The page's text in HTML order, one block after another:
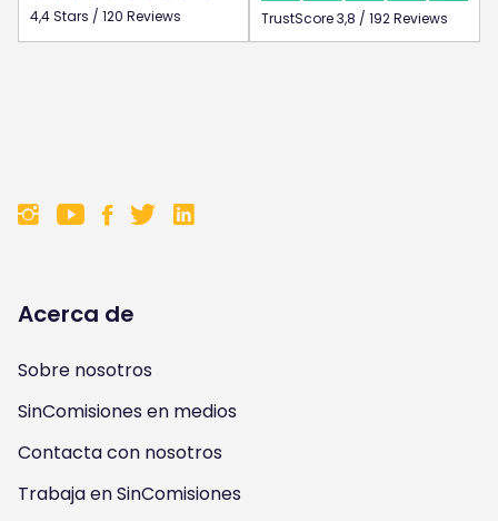
4,4 Stars / 120 Reviews TrustScore 3,8 / 192 Reviews
F
l
l
o
w
u
F
l
o
w
u
F
l
o
w
u
F
l
o
w
u
Acerca de
Sobre nosotros
SinComisiones en medios
Contacta con nosotros
Trabaja en SinComisiones